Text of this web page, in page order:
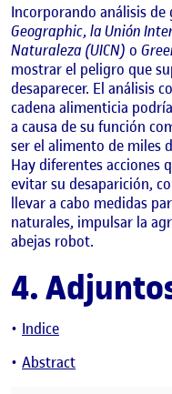
Incorporando análisis
Geographic, la Unión
Naturaleza (UICN) o
mostrar el peligro que
desaparecer. El análisis
cadena alimenticia
a causa de su función
ser el alimento de miles
Hay diferentes acciones
evitar su desaparición,
llevar a cabo medidas
naturales, impulsar la
abejas robot.
4.
Indice
Abstract